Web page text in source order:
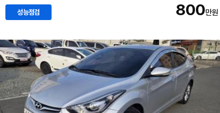
성능점검 800만원